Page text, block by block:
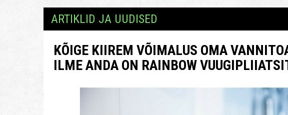
ARTIKLID JA UUDISED
KÕIGE KIIREM VÕIMALUS OMA
ILME ANDA ON RAINBOW